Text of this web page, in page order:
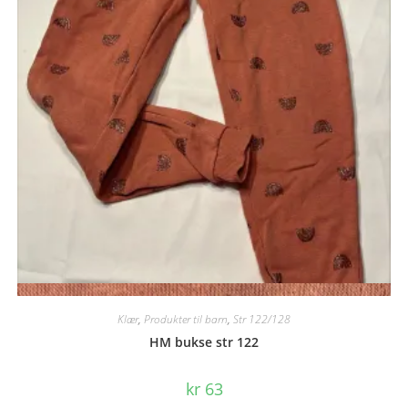
Quick View
Klær, Produkter til barn, Str 122/128
HM bukse str 122
kr63